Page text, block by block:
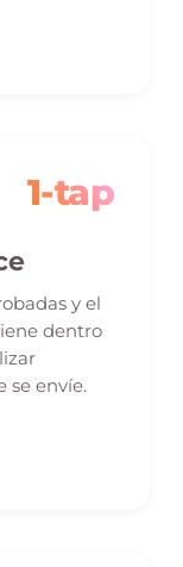
1-tap
y el
dentro
se envíe.